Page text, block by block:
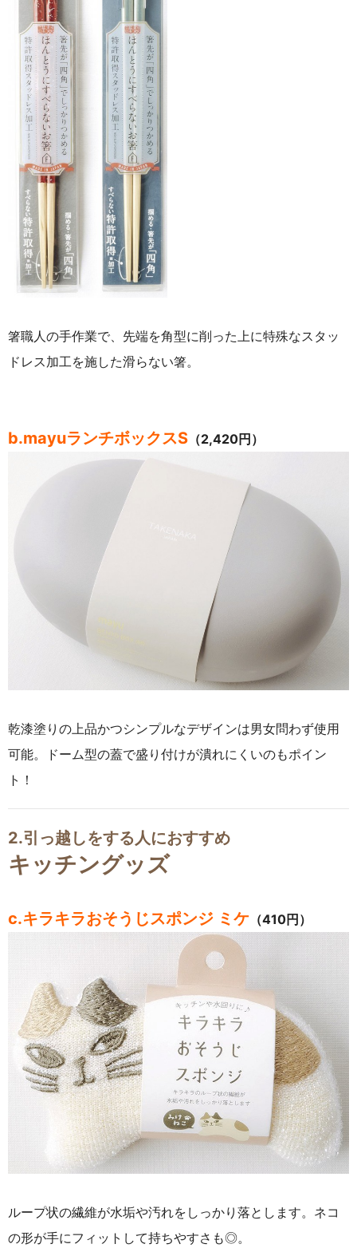
箸職人の手作業で、先端を角型に削った上に特殊なスタッ
ドレス加工を施した滑らない箸。
b.mayuランチボックスS （2,420円）
乾漆塗りの上品かつシンプルなデザインは男女問わず使用
可能。ドーム型の蓋で盛り付けが潰れにくいのもポイン
ト！
2.引っ越しをする人におすすめ
キッチングッズ
c.キラキラおそうじスポンジ ミケ （410円）
ループ状の繊維が水垢や汚れをしっかり落とします。ネコ
の形が手にフィットして持ちやすさも◎。